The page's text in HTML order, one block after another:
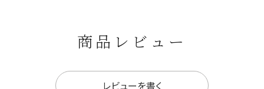
商品レビュー
レビューを書く